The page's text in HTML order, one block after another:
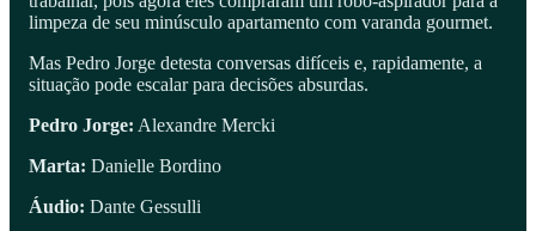
limpeza de seu minúsculo apartamento com varanda gourmet.
Mas Pedro Jorge detesta conversas difíceis e, rapidamente, a
situação pode escalar para decisões absurdas.
Pedro Jorge: Alexandre Mercki
Marta: Danielle Bordino
Áudio: Dante Gessulli